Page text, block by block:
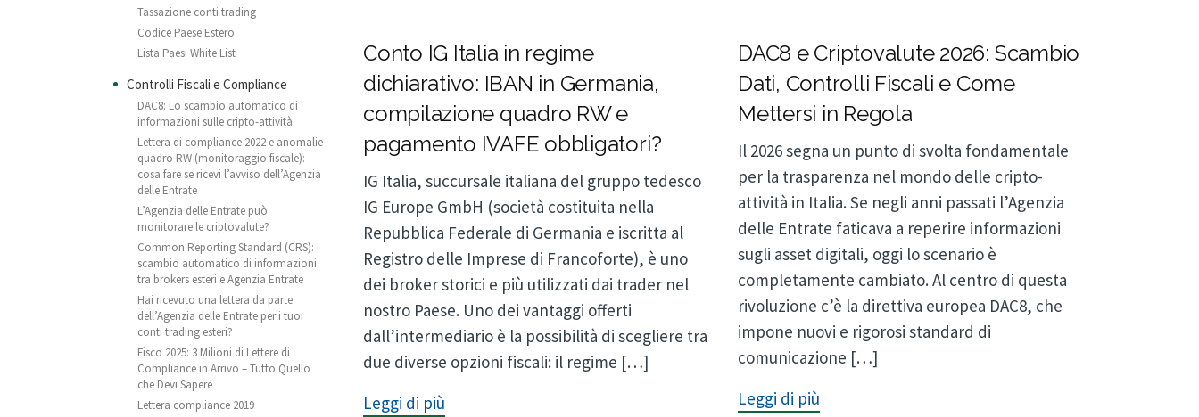
Conto IG Italia in regime
dichiarativo: IBAN in Germania,
compilazione quadro RW e
pagamento IVAFE obbligatori?
IG Italia, succursale italiana del gruppo tedesco
IG Europe GmbH (società costituita nella
Repubblica Federale di Germania e iscritta al
Registro delle Imprese di Francoforte), è uno
dei broker storici e più utilizzati dai trader nel
nostro Paese. Uno dei vantaggi offerti
dall’intermediario è la possibilità di scegliere tra
due diverse opzioni fiscali: il regime […]
Leggi di più
DAC8 e Criptovalute 2026: Scambio
Dati, Controlli Fiscali e Come
Mettersi in Regola
Il 2026 segna un punto di svolta fondamentale
per la trasparenza nel mondo delle cripto-
attività in Italia. Se negli anni passati l’Agenzia
delle Entrate faticava a reperire informazioni
sugli asset digitali, oggi lo scenario è
completamente cambiato. Al centro di questa
rivoluzione c’è la direttiva europea DAC8, che
impone nuovi e rigorosi standard di
comunicazione […]
Leggi di più
Tassazione conti trading
Codice Paese Estero
Lista Paesi White List
Controlli Fiscali e Compliance
DAC8: Lo scambio automatico di
informazioni sulle cripto-attività
Lettera di compliance 2022 e anomalie
quadro RW (monitoraggio fiscale):
cosa fare se ricevi l’avviso dell’Agenzia
delle Entrate
L’Agenzia delle Entrate può
monitorare le criptovalute?
Common Reporting Standard (CRS):
scambio automatico di informazioni
tra brokers esteri e Agenzia Entrate
Hai ricevuto una lettera da parte
dell’Agenzia delle Entrate per i tuoi
conti trading esteri?
Fisco 2025: 3 Milioni di Lettere di
Compliance in Arrivo – Tutto Quello
che Devi Sapere
Lettera compliance 2019